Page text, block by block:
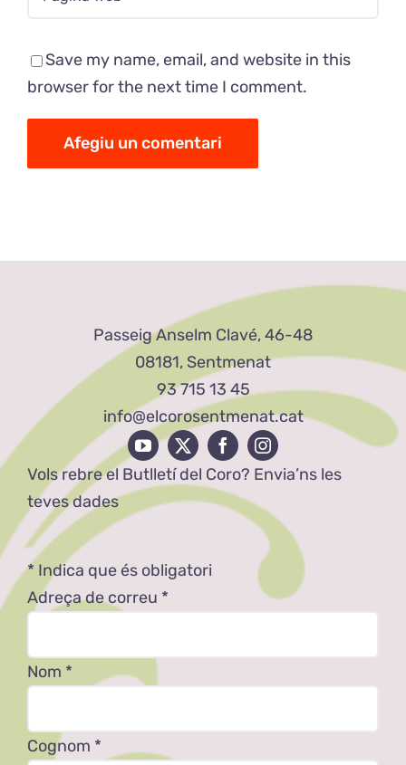
Save my name, email, and website in this
browser for the next time I comment.
Passeig Anselm Clavé, 46-48
08181, Sentmenat
93 715 13 45
info@elcorosentmenat.cat
Vols rebre el Butlletí del Coro? Envia’ns les
teves dades
* Indica que és obligatori
Adreça de correu *
Nom *
Cognom *